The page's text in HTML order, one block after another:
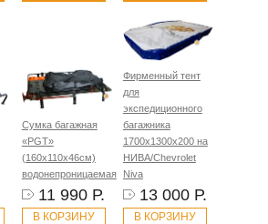
Сумка багажная
«PGT»
(160х110х46см)
водонепроницаемая
11 990 Р.
В КОРЗИНУ
Фирменный тент
для
экспедиционного
багажника
1700х1300х200 на
НИВА/Chevrolet
Niva
13 000 Р.
В КОРЗИНУ